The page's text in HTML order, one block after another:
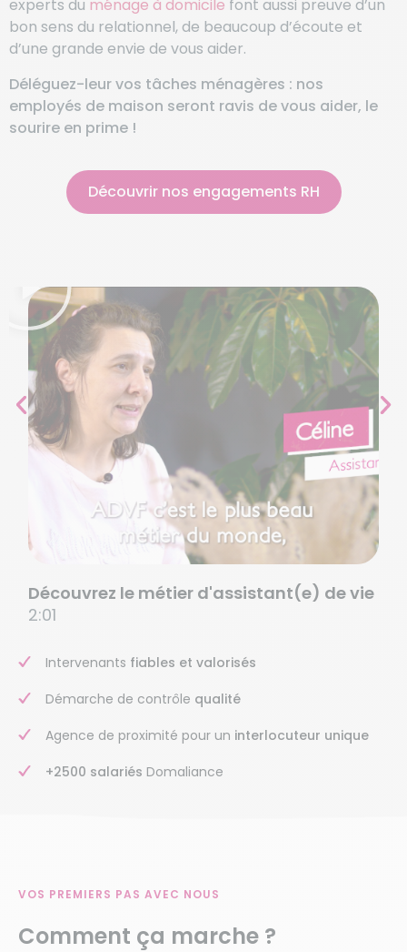
experts du ménage à domicile font aussi preuve d’un
bon sens du relationnel, de beaucoup d’écoute et
d’une grande envie de vous aider.
Déléguez-leur vos tâches ménagères : nos
employés de maison seront ravis de vous aider, le
sourire en prime !
Découvrir nos engagements RH
Découvrez le métier d'assistant(e) de vie
2:01
Intervenants fiables et valorisés
Démarche de contrôle qualité
Agence de proximité pour un interlocuteur unique
+2500 salariés Domaliance
VOS PREMIERS PAS AVEC NOUS
Comment ça marche ?